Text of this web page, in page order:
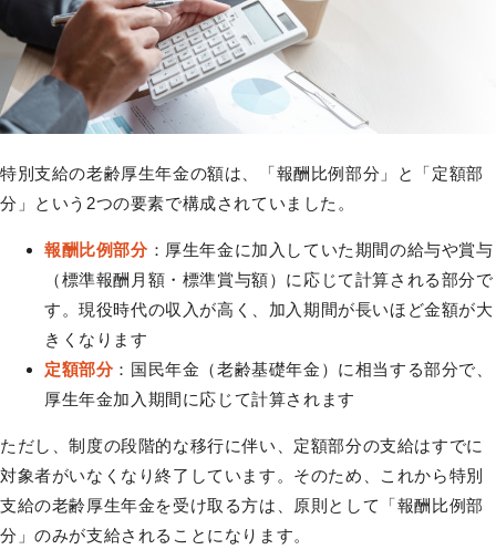
特別支給の老齢厚生年金の額は、「報酬比例部分」と「定額部
分」という2つの要素で構成されていました。
報酬比例部分：厚生年金に加入していた期間の給与や賞与
（標準報酬月額・標準賞与額）に応じて計算される部分で
す。現役時代の収入が高く、加入期間が長いほど金額が大
きくなります
定額部分：国民年金（老齢基礎年金）に相当する部分で、
厚生年金加入期間に応じて計算されます
ただし、制度の段階的な移行に伴い、定額部分の支給はすでに
対象者がいなくなり終了しています。そのため、これから特別
支給の老齢厚生年金を受け取る方は、原則として「報酬比例部
分」のみが支給されることになります。